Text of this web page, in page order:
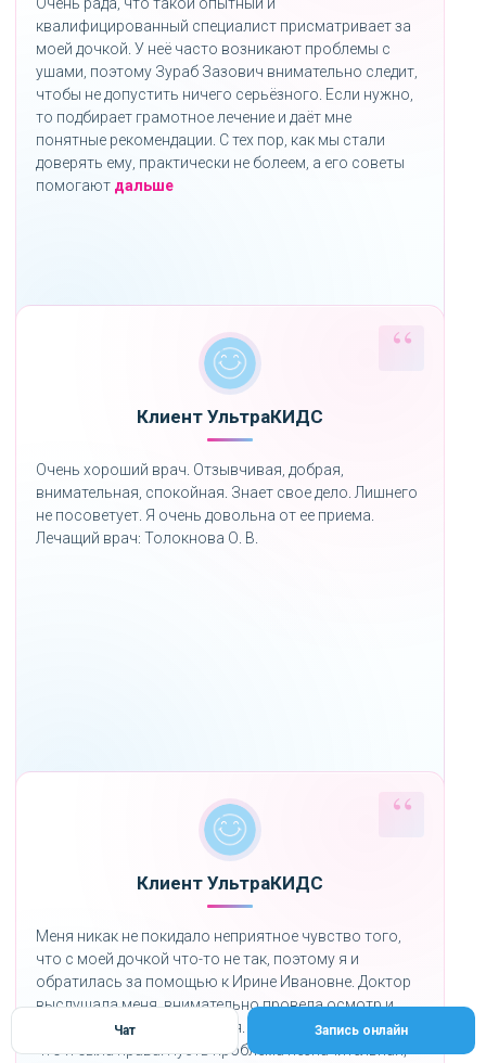
квалифицированный специалист присматривает за
моей дочкой. У неё часто возникают проблемы с
ушами, поэтому Зураб Зазович внимательно следит,
чтобы не допустить ничего серьёзного. Если нужно,
то подбирает грамотное лечение и даёт мне
понятные рекомендации. С тех пор, как мы стали
доверять ему, практически не болеем, а его советы
помогают дальше«»
Клиент УльтраКИДС
Очень хороший врач. Отзывчивая, добрая,
внимательная, спокойная. Знает свое дело. Лишнего
не посоветует. Я очень довольна от ее приема.
Лечащий врач: Толокнова О. В.
Клиент УльтраКИДС
Меня никак не покидало неприятное чувство того,
что с моей дочкой что-то не так, поэтому я и
обратилась за помощью к Ирине Ивановне. Доктор
выслушала меня, внимательно провела осмотр и
направила на обследования. Результаты показали,
что я была права. Пусть проблема незначительная,
Чат Запись онлайн